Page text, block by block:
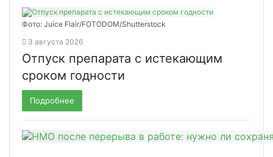
Фото: Juice Flair/FOTODOM/Shutterstoсk
3 августа 2026
Отпуск препарата с истекающим
сроком годности
Подробнее